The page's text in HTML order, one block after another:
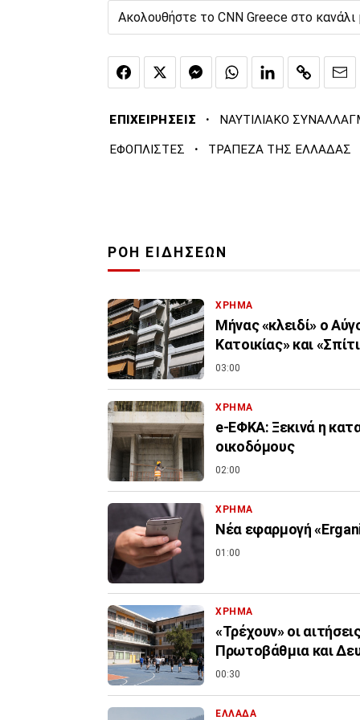
Ακολουθήστε το CNN Greece στο
ΕΠΙΧΕΙΡΗΣΕΙΣ · ΝΑΥΤΙΛΙΑΚΟ
ΕΦΟΠΛΙΣΤΕΣ · ΤΡΑΠΕΖΑ ΤΗΣ ΕΛΛΑΔΑΣ
ΡΟΗ ΕΙΔΗΣΕΩΝ
ΧΡΗΜΑ
Μήνας «κλειδί» ο
Κατοικίας» και «Σπίτι
03:00
ΧΡΗΜΑ
e-ΕΦΚΑ: Ξεκινά η
οικοδόμους
02:00
ΧΡΗΜΑ
Νέα εφαρμογή
01:00
ΧΡΗΜΑ
«Τρέχουν» οι
Πρωτοβάθμια και
00:30
ΕΛΛΑΔΑ